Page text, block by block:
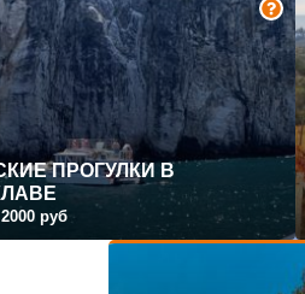
ПРОГУЛКИ В
руб